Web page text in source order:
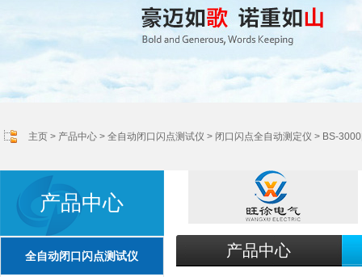
主页 > 产品中心 > 全自动闭口闪点测试仪 > 闭口闪点全自动测定仪 > BS-
产品中心
全自动闭口闪点测试仪 产品中心